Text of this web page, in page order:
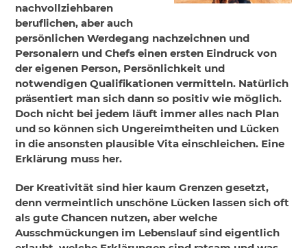
nachvollziehbaren
beruflichen, aber auch
persönlichen Werdegang nachzeichnen und
Personalern und Chefs einen ersten Eindruck von
der eigenen Person, Persönlichkeit und
notwendigen Qualifikationen vermitteln. Natürlich
präsentiert man sich dann so positiv wie möglich.
Doch nicht bei jedem läuft immer alles nach Plan
und so können sich Ungereimtheiten und Lücken
in die ansonsten plausible Vita einschleichen. Eine
Erklärung muss her.
Der Kreativität sind hier kaum Grenzen gesetzt,
denn vermeintlich unschöne Lücken lassen sich oft
als gute Chancen nutzen, aber welche
Ausschmückungen im Lebenslauf sind eigentlich